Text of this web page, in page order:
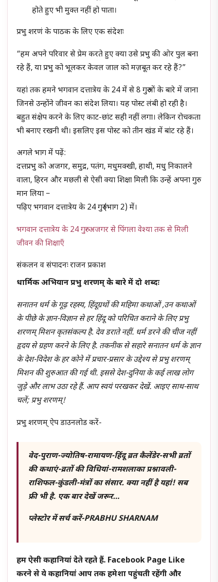
होते हुए भी मुक्त नहीं हो पाता।
प्रभु शरणं के पाठक के लिए एक संदेशः
“हम अपने परिवार से प्रेम करते हुए क्या उसे प्रभु की ओर पुल बना
रहे हैं, या प्रभु को भूलकर केवल जाल को मज़बूत कर रहे हैं?”
यहां तक हमने भगवान दत्तात्रेय के 24 में से 8 गुरुओं के बारे में जाना
जिनसे उन्होंने जीवन का संदेश लिया। यह पोस्ट लंबी हो रही है।
बहुत संक्षेप करने के लिए काट-छांट सही नहीं लगा। लेकिन रोचकता
भी बनाए रखनी थी। इसलिए इस पोस्ट को तीन खंड में बांट रहे हैं।
अगले भाग में पढ़ें:
दत्तप्रभु को अजगर, समुद्र, पतंग, मधुमक्खी, हाथी, मधु निकालने
वाला, हिरन और मछली से ऐसी क्या शिक्षा मिली कि उन्हें अपना गुरु
मान लिया –
पढ़िए भगवान दत्तात्रेय के 24 गुरु (भाग 2) में।
भगवान दत्तात्रेय के 24 गुरुः अजगर से पिंगला वेश्या तक से मिली
जीवन की शिक्षाएँ
संकलन व संपादनः राजन प्रकाश
धार्मिक अभियान प्रभु शरणम् के बारे में दो शब्दः
सनातन धर्म के गूढ़ रहस्य, हिंदूग्रथों की महिमा कथाओं ,उन कथाओं
के पीछे के ज्ञान-विज्ञान से हर हिंदू को परिचित कराने के लिए प्रभु
शरणम् मिशन कृतसंकल्प है. देव डराते नहीं. धर्म डरने की चीज नहीं
हृदय से ग्रहण करने के लिए है. तकनीक से सहारे सनातन धर्म के ज्ञान
के देश-विदेश के हर कोने में प्रचार-प्रसार के उद्देश्य से प्रभु शरणम्
मिशन की शुरुआत की गई थी. इससे देश-दुनिया के कई लाख लोग
जुड़े और लाभ उठा रहे हैं. आप स्वयं परखकर देखें. आइए साथ-साथ
चलें; प्रभु शरणम्!
प्रभु शरणम् ऐप डाउनलोड करें-
वेद-पुराण-ज्योतिष-रामायण-हिंदू व्रत कैलेंडेर-सभी व्रतों
की कथाएं-व्रतों की विधियां-रामशलाका प्रश्नावली-
राशिफल-कुंडली-मंत्रों का संसार. क्या नहीं है यहां! सब
फ्री भी है. एक बार देखें जरूर…
प्लेस्टोर में सर्च करें-PRABHU SHARNAM
हम ऐसी कहानियां देते रहते हैं. Facebook Page Like
करने से ये कहानियां आप तक हमेशा पहुंचती रहेंगी और